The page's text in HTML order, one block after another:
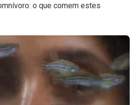
o que comem estes